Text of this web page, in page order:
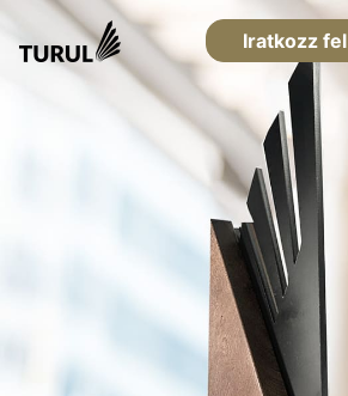
Iratkozz fel